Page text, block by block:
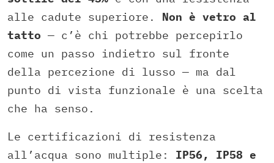
alle cadute superiore. Non è vetro al
tatto — c’è chi potrebbe percepirlo
come un passo indietro sul fronte
della percezione di lusso — ma dal
punto di vista funzionale è una scelta
che ha senso.
Le certificazioni di resistenza
all’acqua sono multiple: IP56, IP58 e